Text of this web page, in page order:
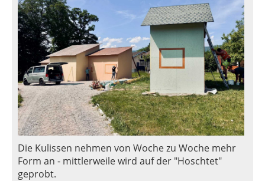
Die Kulissen nehmen von Woche zu Woche mehr
Form an - mittlerweile wird auf der "Hoschtet"
geprobt.